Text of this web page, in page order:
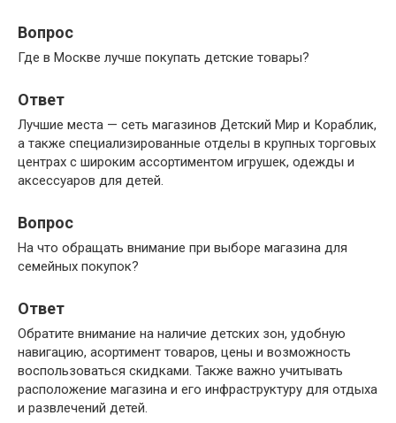
Вопрос
Где в Москве лучше покупать детские товары?
Ответ
Лучшие места — сеть магазинов Детский Мир и Кораблик,
а также специализированные отделы в крупных торговых
центрах с широким ассортиментом игрушек, одежды и
аксессуаров для детей.
Вопрос
На что обращать внимание при выборе магазина для
семейных покупок?
Ответ
Обратите внимание на наличие детских зон, удобную
навигацию, асортимент товаров, цены и возможность
воспользоваться скидками. Также важно учитывать
расположение магазина и его инфраструктуру для отдыха
и развлечений детей.